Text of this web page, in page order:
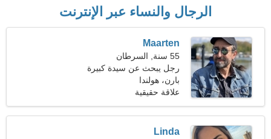
الرجال والنساء عبر الإنترنت
Maarten
55 سنة, السرطان
رجل يبحث عن سيدة كبيرة
48-52
بارن، هولندا
علاقة حقيقية
Linda